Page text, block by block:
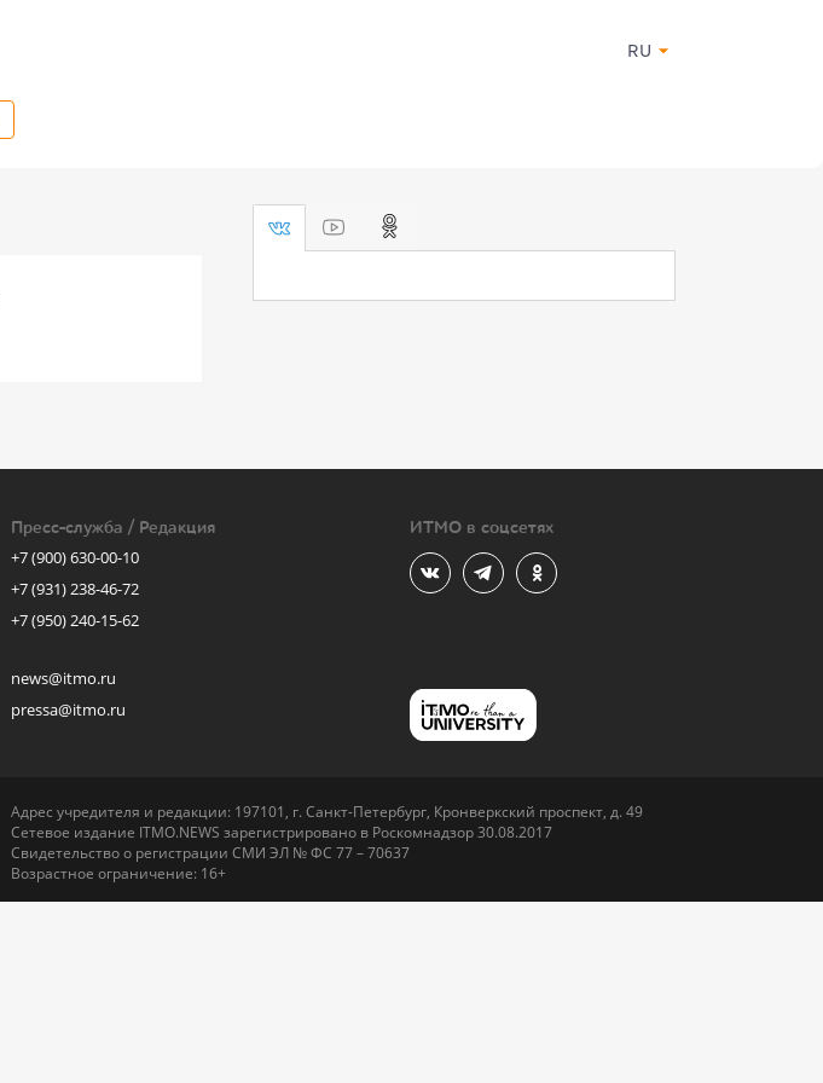
RU
Пресс-служба / Редакция
+7 (900) 630-00-10
+7 (931) 238-46-72
+7 (950) 240-15-62
news@itmo.ru
pressa@itmo.ru
ИТМО в соцсетях
Адрес учредителя и редакции: 197101, г. Санкт-Петербург, Кронверкский проспект, д. 49
Сетевое издание ITMO.NEWS зарегистрировано в Роскомнадзор 30.08.2017
Свидетельство о регистрации СМИ ЭЛ № ФС 77 – 70637
Возрастное ограничение: 16+